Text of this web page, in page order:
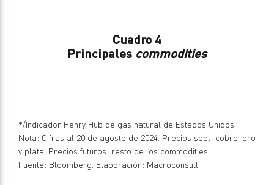
Cuadro 4
Principales commodities
*/Indicador Henry Hub de gas natural de Estados Unidos.
Nota: Cifras al 20 de agosto de 2024. Precios spot: cobre, oro
y plata. Precios futuros: resto de los commodities.
Fuente: Bloomberg. Elaboración: Macroconsult.